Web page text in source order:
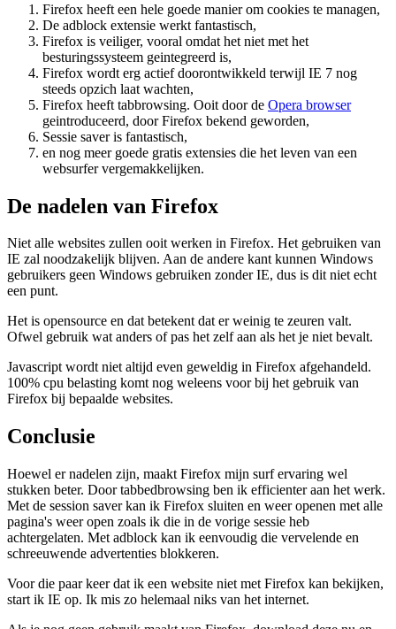
Firefox heeft een hele goede manier om cookies te managen,
De adblock extensie werkt fantastisch,
Firefox is veiliger, vooral omdat het niet met het
besturingssysteem geintegreerd is,
Firefox wordt erg actief doorontwikkeld terwijl IE 7 nog
steeds opzich laat wachten,
Firefox heeft tabbrowsing. Ooit door de Opera browser
geintroduceerd, door Firefox bekend geworden,
Sessie saver is fantastisch,
en nog meer goede gratis extensies die het leven van een
websurfer vergemakkelijken.
De nadelen van Firefox
Niet alle websites zullen ooit werken in Firefox. Het gebruiken van
IE zal noodzakelijk blijven. Aan de andere kant kunnen Windows
gebruikers geen Windows gebruiken zonder IE, dus is dit niet echt
een punt.
Het is opensource en dat betekent dat er weinig te zeuren valt.
Ofwel gebruik wat anders of pas het zelf aan als het je niet bevalt.
Javascript wordt niet altijd even geweldig in Firefox afgehandeld.
100% cpu belasting komt nog weleens voor bij het gebruik van
Firefox bij bepaalde websites.
Conclusie
Hoewel er nadelen zijn, maakt Firefox mijn surf ervaring wel
stukken beter. Door tabbedbrowsing ben ik efficienter aan het werk.
Met de session saver kan ik Firefox sluiten en weer openen met alle
pagina's weer open zoals ik die in de vorige sessie heb
achtergelaten. Met adblock kan ik eenvoudig die vervelende en
schreeuwende advertenties blokkeren.
Voor die paar keer dat ik een website niet met Firefox kan bekijken,
start ik IE op. Ik mis zo helemaal niks van het internet.